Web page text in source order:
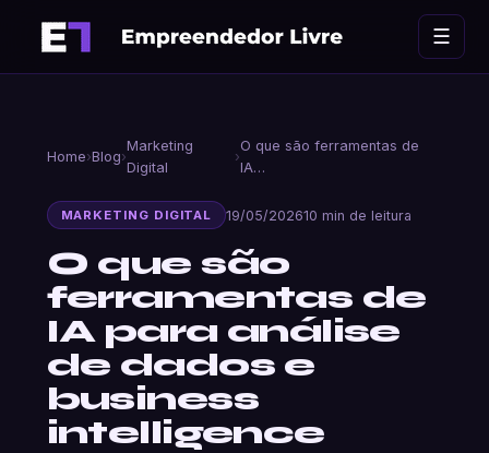
☰
Home›Blog›
Marketing
Digital
›
O que são ferramentas de
IA…
MARKETING DIGITAL 19/05/202610 min de leitura
O que são
ferramentas de
IA para análise
de dados e
business
intelligence